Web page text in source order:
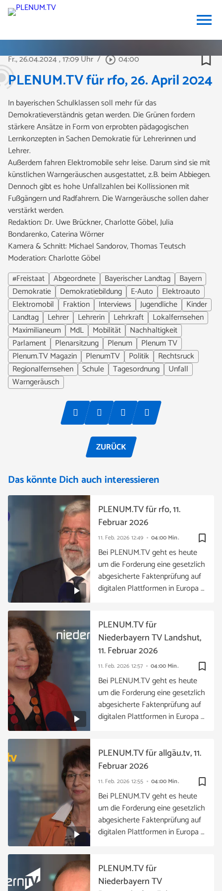
menu
Fr., 26.04.2024, 17:09 Uhr / play_circle_outline04:00 bookmark_border
PLENUM.TV für rfo, 26. April 2024
In bayerischen Schulklassen soll mehr für das
Demokratieverständnis getan werden. Die Grünen fordern
stärkere Ansätze in Form von erprobten pädagogischen
Lernkonzepten in Sachen Demokratie für Lehrerinnen und
Lehrer.
Außerdem fahren Elektromobile sehr leise. Darum sind sie mit
künstlichen Warngeräuschen ausgestattet, z.B. beim Abbiegen.
Dennoch gibt es hohe Unfallzahlen bei Kollissionen mit
Fußgängern und Radfahrern. Die Warngeräusche sollen daher
verstärkt werden.
Redaktion: Dr. Uwe Brückner, Charlotte Göbel, Julia
Bondarenko, Caterina Wörner
Kamera & Schnitt: Michael Sandorov, Thomas Teutsch
Moderation: Charlotte Göbel
#Freistaat
Abgeordnete Bayerischer Landtag
Bayern
Demokratie
Demokratiebildung E-Auto
Elektroauto
Elektromobil
Fraktion Interviews Jugendliche
Kinder
Landtag
Lehrer Lehrerin Lehrkraft
Lokalfernsehen
Maximilianeum
MdL Mobilität
Nachhaltigkeit
Parlament
Plenarsitzung Plenum
Plenum TV
Plenum.TV Magazin
PlenumTV Politik
Rechtsruck
Regionalfernsehen
Schule Tagesordnung
Unfall
Warngeräusch
ZURÜCK
Das könnte Dich auch interessieren
bookmark_border
11. Feb. 2026 12:49 04:00 Min.
PLENUM.TV für rfo, 11.
Februar 2026
Bei PLENUM.TV geht es heute
um die Forderung eine gesetzlich
abgesicherte Faktenprüfung auf
digitalen Plattformen in Europa …
bookmark_border
11. Feb. 2026 12:57 04:00 Min.
PLENUM.TV für
Niederbayern TV Landshut,
11. Februar 2026
Bei PLENUM.TV geht es heute
um die Forderung eine gesetzlich
abgesicherte Faktenprüfung auf
digitalen Plattformen in Europa …
bookmark_border
11. Feb. 2026 12:55 04:00 Min.
PLENUM.TV für allgäu.tv, 11.
Februar 2026
Bei PLENUM.TV geht es heute
um die Forderung eine gesetzlich
abgesicherte Faktenprüfung auf
digitalen Plattformen in Europa …
PLENUM.TV für
Niederbayern TV